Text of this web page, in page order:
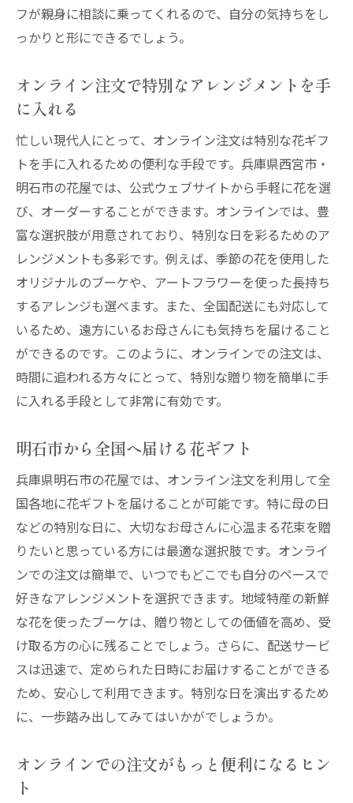
フが親身に相談に乗ってくれるので、自分の気持ちをし
っかりと形にできるでしょう。
オンライン注文で特別なアレンジメントを手
に入れる
忙しい現代人にとって、オンライン注文は特別な花ギフ
トを手に入れるための便利な手段です。兵庫県西宮市・
明石市の花屋では、公式ウェブサイトから手軽に花を選
び、オーダーすることができます。オンラインでは、豊
富な選択肢が用意されており、特別な日を彩るためのア
レンジメントも多彩です。例えば、季節の花を使用した
オリジナルのブーケや、アートフラワーを使った長持ち
するアレンジも選べます。また、全国配送にも対応して
いるため、遠方にいるお母さんにも気持ちを届けること
ができるのです。このように、オンラインでの注文は、
時間に追われる方々にとって、特別な贈り物を簡単に手
に入れる手段として非常に有効です。
明石市から全国へ届ける花ギフト
兵庫県明石市の花屋では、オンライン注文を利用して全
国各地に花ギフトを届けることが可能です。特に母の日
などの特別な日に、大切なお母さんに心温まる花束を贈
りたいと思っている方には最適な選択肢です。オンライ
ンでの注文は簡単で、いつでもどこでも自分のペースで
好きなアレンジメントを選択できます。地域特産の新鮮
な花を使ったブーケは、贈り物としての価値を高め、受
け取る方の心に残ることでしょう。さらに、配送サービ
スは迅速で、定められた日時にお届けすることができる
ため、安心して利用できます。特別な日を演出するため
に、一歩踏み出してみてはいかがでしょうか。
オンラインでの注文がもっと便利になるヒン
ト